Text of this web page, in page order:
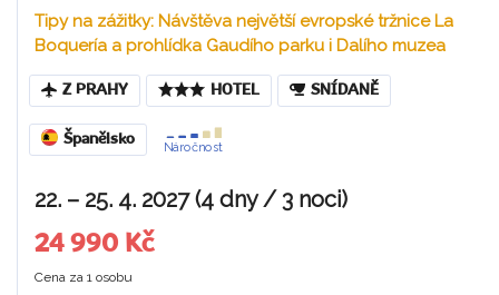
Tipy na zážitky: Návštěva největší evropské tržnice La
Boquería a prohlídka Gaudího parku i Dalího muzea
Z PRAHY HOTEL SNÍDANĚ
Španělsko
Náročnost
22. – 25. 4. 2027 (4 dny / 3 noci)
24 990 Kč
Cena za 1 osobu